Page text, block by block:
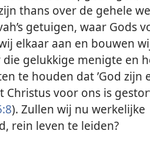
thans over de gehele
getuigen, waar Gods
elkaar aan en bouwen
gelukkige menigte en
te houden dat ’God zijn
voor ons is
). Zullen wij nu werkelijke
rein leven te leiden?